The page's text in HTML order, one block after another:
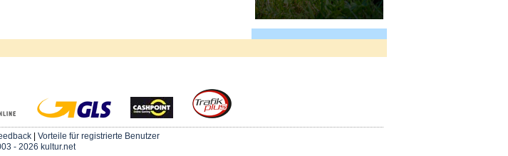
| Vorteile für registrierte Benutzer
- 2026 kultur.net